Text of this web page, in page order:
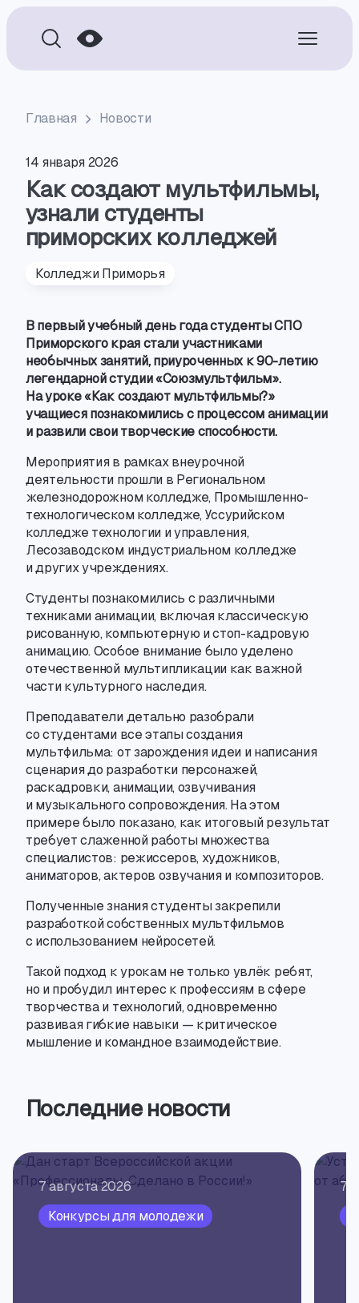
Главная Новости
14 января 2026
Как создают мультфильмы,
узнали студенты
приморских колледжей
Колледжи Приморья
В первый учебный день года студенты СПО
Приморского края стали участниками
необычных занятий, приуроченных к 90-летию
легендарной студии «Союзмультфильм».
На уроке «Как создают мультфильмы?»
учащиеся познакомились с процессом анимации
и развили свои творческие способности.
Мероприятия в рамках внеурочной
деятельности прошли в Региональном
железнодорожном колледже, Промышленно-
технологическомколледже, Уссурийском
колледже технологии и управления,
Лесозаводском индустриальном колледже
и других учреждениях.
Студенты познакомились с различными
техниками анимации, включая классическую
рисованную, компьютерную и стоп-кадровую
анимацию. Особое внимание было уделено
отечественной мультипликации как важной
части культурного наследия.
Преподаватели детально разобрали
со студентами все этапы создания
мультфильма: от зарождения идеи и написания
сценария до разработки персонажей,
раскадровки, анимации, озвучивания
и музыкального сопровождения. На этом
примере было показано, как итоговый результат
требует слаженной работы множества
специалистов: режиссеров, художников,
аниматоров,актеров озвучания и композиторов.
Полученные знания студенты закрепили
разработкой собственных мультфильмов
с использованием нейросетей.
Такой подход к урокам не только увлёк ребят,
но и пробудил интерес к профессиям в сфере
творчества и технологий,одновременно
развивая гибкие навыки — критическое
мышление и командное взаимодействие.
Последние новости
7 августа 2026
Конкурсы для молодежи
7